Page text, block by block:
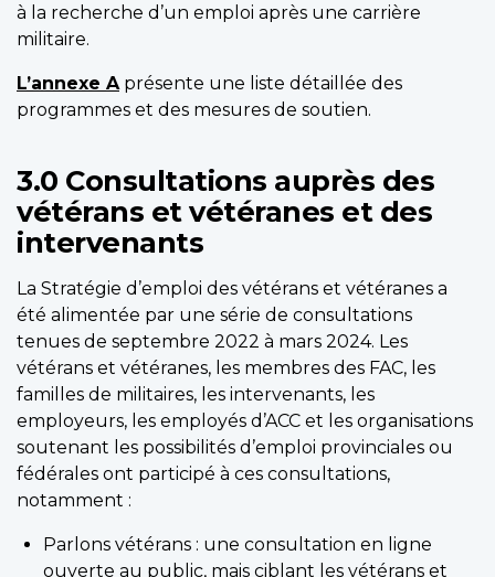
à la recherche d’un emploi après une carrière
militaire.
L’annexe A présente une liste détaillée des
programmes et des mesures de soutien.
3.0 Consultations auprès des
vétérans et vétéranes et des
intervenants
La Stratégie d’emploi des vétérans et vétéranes a
été alimentée par une série de consultations
tenues de septembre 2022 à mars 2024. Les
vétérans et vétéranes, les membres des FAC, les
familles de militaires, les intervenants, les
employeurs, les employés d’ACC et les organisations
soutenant les possibilités d’emploi provinciales ou
fédérales ont participé à ces consultations,
notamment :
Parlons vétérans : une consultation en ligne
ouverte au public, mais ciblant les vétérans et